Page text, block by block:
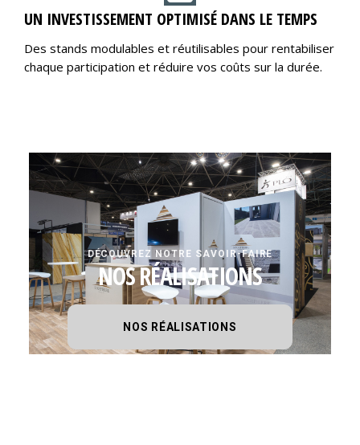
UN INVESTISSEMENT OPTIMISÉ DANS LE TEMPS
Des stands modulables et réutilisables pour rentabiliser
chaque participation et réduire vos coûts sur la durée.
DÉCOUVREZ NOTRE SAVOIR-FAIRE
NOS RÉALISATIONS
NOS RÉALISATIONS